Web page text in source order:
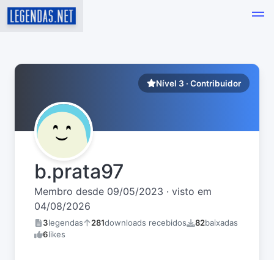
Nível 3 · Contribuidor
b.prata97
Membro desde 09/05/2023 · visto em
04/08/2026
3legendas 281downloads recebidos 82baixadas
6likes